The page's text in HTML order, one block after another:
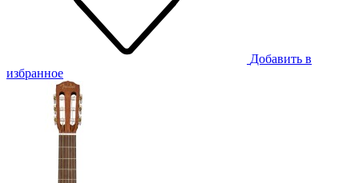
Добавить в
избранное